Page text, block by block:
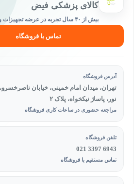
کالای پزشکی فیض
بیش از ۴۰ سال تجربه در عرضه تجهیزات و کالاهای پزشکی
تماس با فروشگاه
آدرس فروشگاه
تهران، میدان امام خمینی، خیابان
نور، پاساژ نیکخواه، پلاک ۲
مراجعه حضوری در ساعات کاری فروشگاه
تلفن فروشگاه
021 3397 6943
تماس مستقیم با فروشگاه